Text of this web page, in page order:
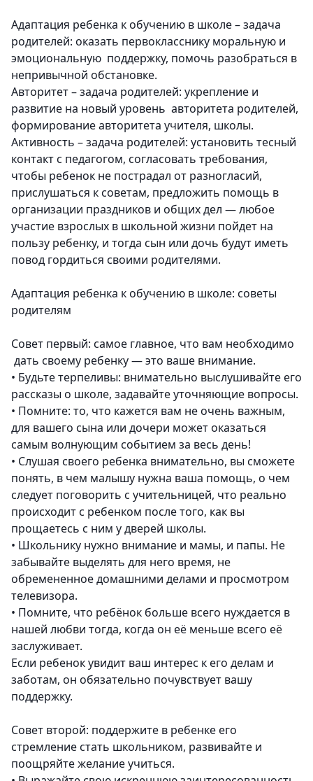
Адаптация ребенка к обучению в школе – задача
родителей: оказать первокласснику моральную и
эмоциональную поддержку, помочь разобраться в
непривычной обстановке.
Авторитет– задача родителей: укрепление и
развитие на новый уровень авторитета родителей,
формирование авторитета учителя, школы.
Активность – задача родителей: установить тесный
контакт с педагогом, согласовать требования,
чтобы ребенок не пострадал от разногласий,
прислушаться к советам, предложить помощь в
организации праздников и общих дел — любое
участие взрослых в школьной жизни пойдет на
пользу ребенку, и тогда сын или дочь будут иметь
повод гордиться своими родителями.
Адаптация ребенка к обучению в школе: советы
родителям
Совет первый: самое главное, что вам необходимо
дать своему ребенку — это ваше внимание.
• Будьте терпеливы: внимательно выслушивайте его
рассказы о школе, задавайте уточняющие вопросы.
• Помните: то, что кажется вам не очень важным,
для вашего сына или дочери может оказаться
самым волнующим событием за весь день!
• Слушая своего ребенка внимательно, вы сможете
понять, в чем малышу нужна ваша помощь, о чем
следует поговорить с учительницей, что реально
происходит с ребенком после того, как вы
прощаетесь с ним у дверей школы.
• Школьнику нужно внимание и мамы, и папы. Не
забывайте выделять для него время, не
обремененное домашними делами и просмотром
телевизора.
• Помните, что ребёнок больше всего нуждается в
нашей любви тогда, когда он её меньше всего её
заслуживает.
Если ребенок увидит ваш интерес к его делам и
заботам, он обязательно почувствует вашу
поддержку.
Совет второй: поддержите в ребенке его
стремление стать школьником, развивайте и
поощряйте желание учиться.